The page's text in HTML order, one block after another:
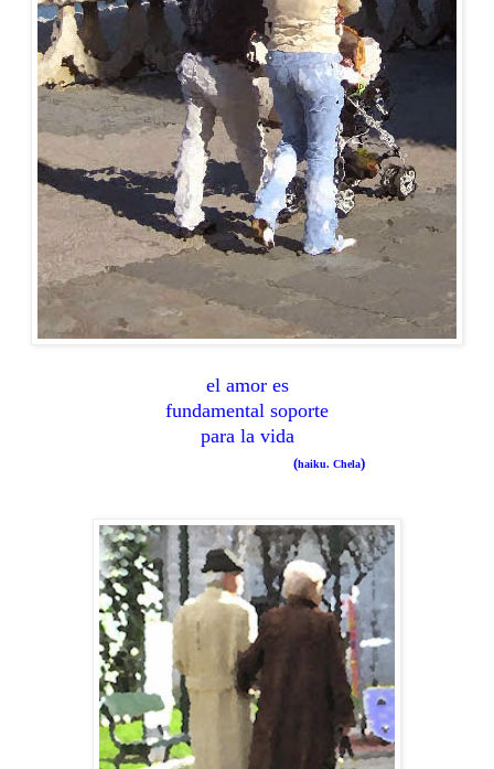
el amor es
fundamental soporte
para la vida
(haiku. Chela)